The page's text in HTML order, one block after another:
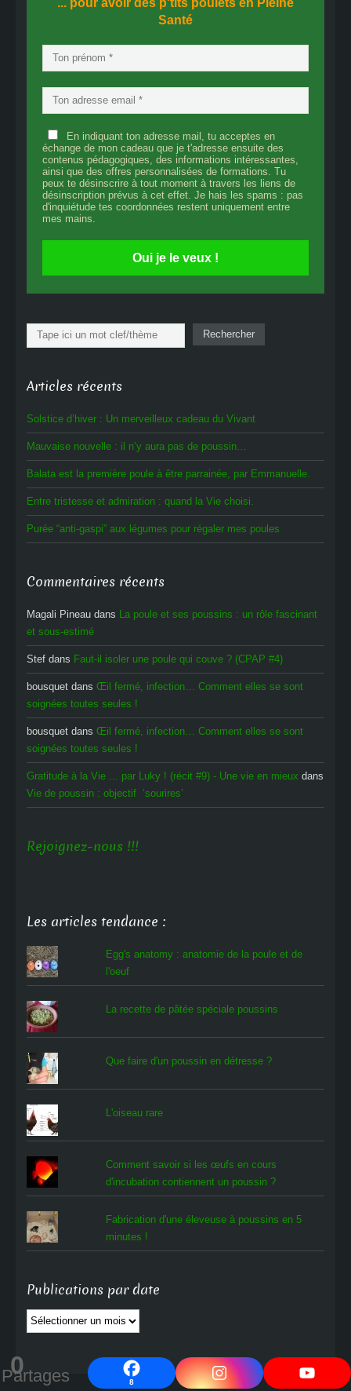
0
Partages 8
Santé
En indiquant ton adresse mail, tu acceptes en
échange de mon cadeau que je t'adresse ensuite des
contenus pédagogiques, des informations intéressantes,
ainsi que des offres personnalisées de formations. Tu
peux te désinscrire à tout moment à travers les liens de
désinscription prévus à cet effet. Je hais les spams : pas
d'inquiétude tes coordonnées restent uniquement entre
mes mains.
Oui je le veux !
Rechercher Rechercher
Articles récents
Solstice d’hiver : Un merveilleux cadeau du Vivant
Mauvaise nouvelle : il n’y aura pas de poussin…
Balata est la première poule à être parrainée, par Emmanuelle.
Entre tristesse et admiration : quand la Vie choisi.
Purée “anti-gaspi” aux légumes pour régaler mes poules
Commentaires récents
Magali Pineau dans La poule et ses poussins : un rôle fascinant
et sous-estimé
Stef dans Faut-il isoler une poule qui couve ? (CPAP #4)
bousquet dans Œil fermé, infection… Comment elles se sont
soignées toutes seules !
bousquet dans Œil fermé, infection… Comment elles se sont
soignées toutes seules !
Gratitude à la Vie ... par Luky ! (récit #9) - Une vie en mieux dans
Vie de poussin : objectif ‘sourires’
Rejoignez-nous !!!
Les articles tendance :
Egg's anatomy : anatomie de la poule et de
l'oeuf
La recette de pâtée spéciale poussins
Que faire d'un poussin en détresse ?
L'oiseau rare
Comment savoir si les œufs en cours
d'incubation contiennent un poussin ?
Fabrication d'une éleveuse à poussins en 5
minutes !
Publications par date
Publications
par